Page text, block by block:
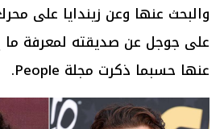
والبحث عنها وعن زيندايا على
على جوجل عن صديقته لمعرفة ما
عنها حسبما ذكرت مجلة People.